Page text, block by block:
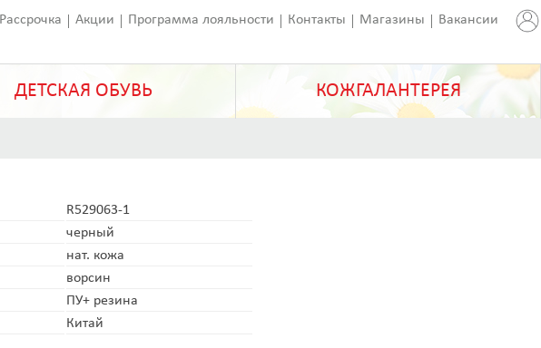
Рассрочка Акции Программа лояльности Контакты Магазины Вакансии
ДЕТСКАЯ ОБУВЬ КОЖГАЛАНТЕРЕЯ
R529063-1
черный
нат. кожа
ворсин
ПУ+ резина
Китай